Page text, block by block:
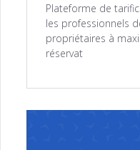
Plateforme de
les professionnels
propriétaires à
réservat